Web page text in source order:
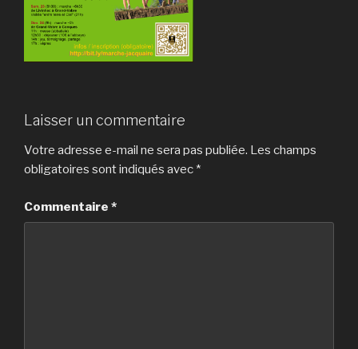
Laisser un commentaire
Votre adresse e-mail ne sera pas publiée. Les champs
obligatoires sont indiqués avec *
Commentaire *